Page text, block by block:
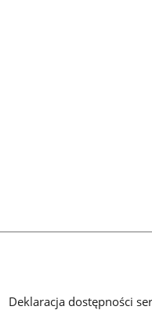
Deklaracja dostępności